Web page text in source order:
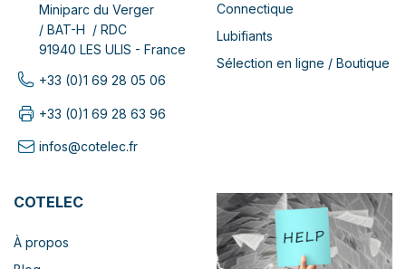
Miniparc du Verger
/ BAT-H / RDC
91940 LES ULIS - France
+33 (0)1 69 28 05 06
+33 (0)1 69 28 63 96
infos@cotelec.fr
Connectique
Lubifiants
Sélection en ligne / Boutique
COTELEC
À propos